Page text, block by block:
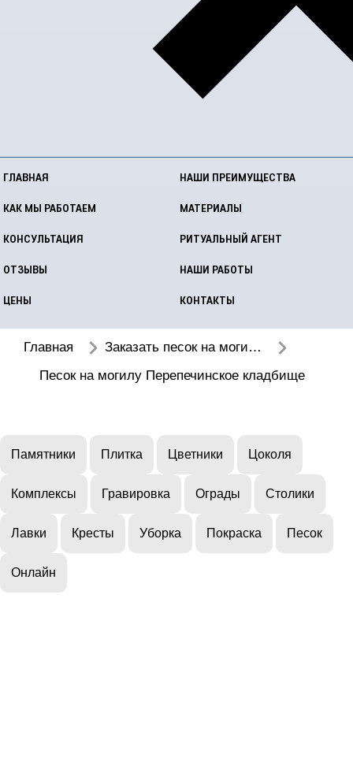
ГЛАВНАЯ НАШИ ПРЕИМУЩЕСТВА
КАК МЫ РАБОТАЕМ МАТЕРИАЛЫ
КОНСУЛЬТАЦИЯ РИТУАЛЬНЫЙ АГЕНТ
ОТЗЫВЫ НАШИ РАБОТЫ
ЦЕНЫ КОНТАКТЫ
Главная
Заказать песок на могилу Перепечинское кладбище
Песок на могилу Перепечинское кладбище
Памятники Плитка Цветники Цоколя
Комплексы Гравировка Ограды Столики
Лавки Кресты Уборка Покраска Песок
Онлайн